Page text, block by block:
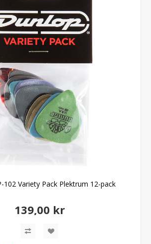
102 Variety Pack Plektrum 12-pack
139,00 kr